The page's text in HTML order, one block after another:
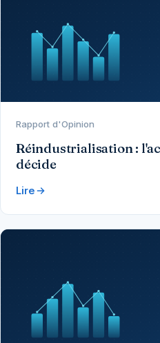
Rapport d'Opinion
Réindustrialisation :
décide
Lire